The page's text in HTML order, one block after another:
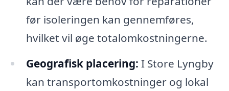
før isoleringen kan gennemføres,
hvilket vil øge totalomkostningerne.
Geografisk placering: I Store Lyngby
kan transportomkostninger og lokal